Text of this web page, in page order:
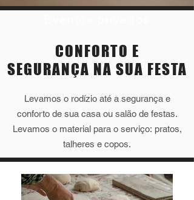
CONFORTO E
SEGURANÇA NA SUA FESTA
Levamos o rodízio até a segurança e
conforto de sua casa ou salão de festas.
Levamos o material para o serviço: pratos,
talheres e copos.